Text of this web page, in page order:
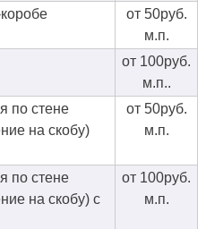
от 50руб.
м.п.
от 100руб.
м.п..
по стене
на скобу)
от 50руб.
м.п.
по стене
на скобу) с
от 100руб.
м.п.